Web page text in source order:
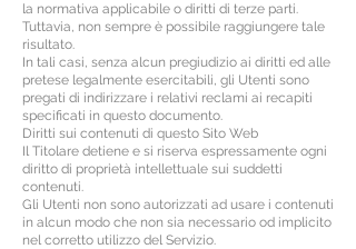
la normativa applicabile o diritti di terze parti.
Tuttavia, non sempre è possibile raggiungere tale
risultato.
In tali casi, senza alcun pregiudizio ai diritti ed alle
pretese legalmente esercitabili, gli Utenti sono
pregati di indirizzare i relativi reclami ai recapiti
specificati in questo documento.
Diritti sui contenuti di questo Sito Web
Il Titolare detiene e si riserva espressamente ogni
diritto di proprietà intellettuale sui suddetti
contenuti.
Gli Utenti non sono autorizzati ad usare i contenuti
in alcun modo che non sia necessario od implicito
nel corretto utilizzo del Servizio.